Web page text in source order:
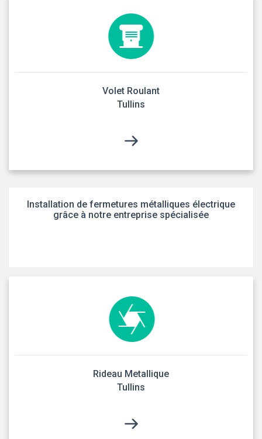
Volet Roulant
Tullins
Installation de fermetures métalliques électrique
grâce à notre entreprise spécialisée
Rideau Metallique
Tullins